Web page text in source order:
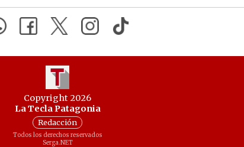
Copyright 2026
La Tecla Patagonia
Redacción
Todos los derechos reservados
Serga.NET